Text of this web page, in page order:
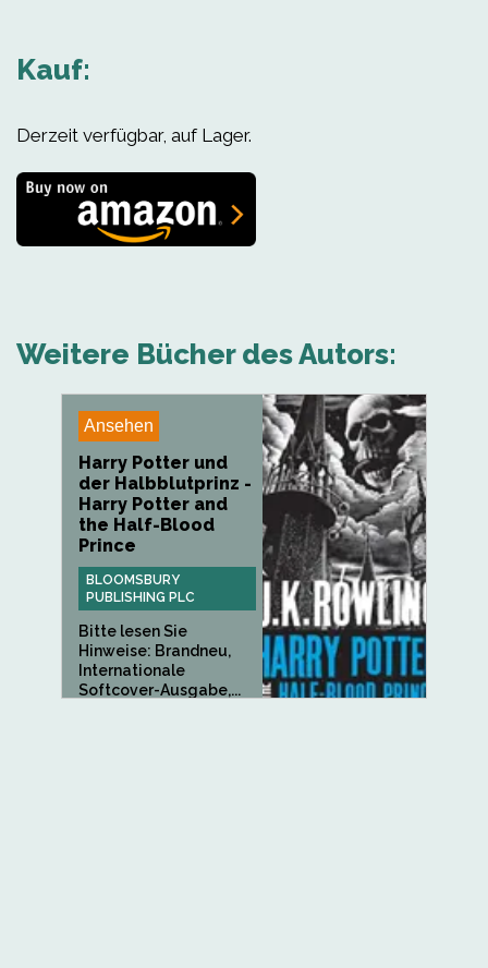
Kauf:
Derzeit verfügbar, auf Lager.
Weitere Bücher des Autors:
Ansehen
Harry Potter und
der Halbblutprinz -
Harry Potter and
the Half-Blood
Prince
BLOOMSBURY
PUBLISHING PLC
Bitte lesen Sie
Hinweise: Brandneu,
Internationale
Softcover-Ausgabe,...